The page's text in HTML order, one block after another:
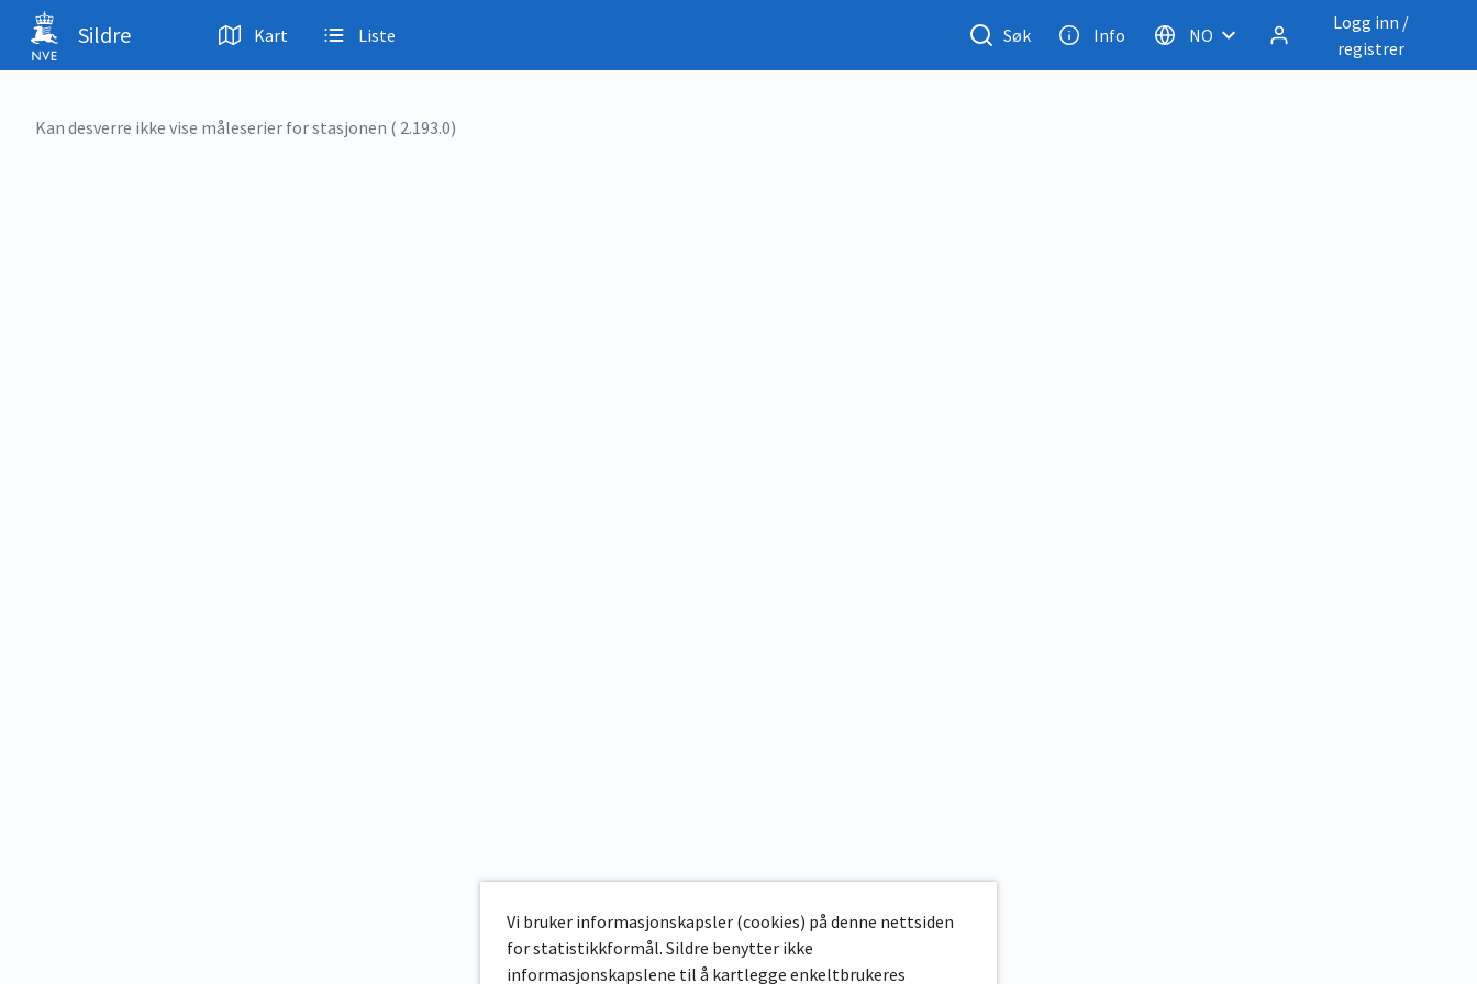
Hopp til hovedinnhold
Sildre Kart Liste Søk Info NO
Logg inn /
registrer
Kan desverre ikke vise måleserier for stasjonen ( 2.193.0)
Vi bruker informasjonskapsler (cookies) på denne nettsiden
for statistikkformål. Sildre benytter ikke
informasjonskapslene til å kartlegge enkeltbrukeres